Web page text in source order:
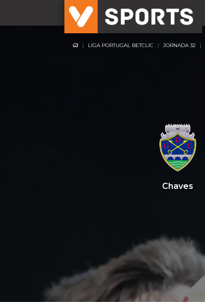
LIGA PORTUGAL BETCLIC JORNADA 32
Chaves